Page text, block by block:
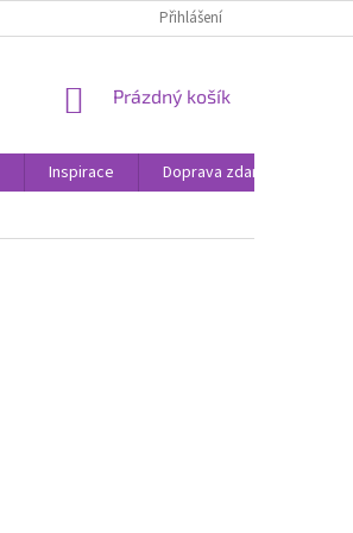
Přihlášení
NÁKUPNÍ
Prázdný košík
Inspirace Doprava zdarma